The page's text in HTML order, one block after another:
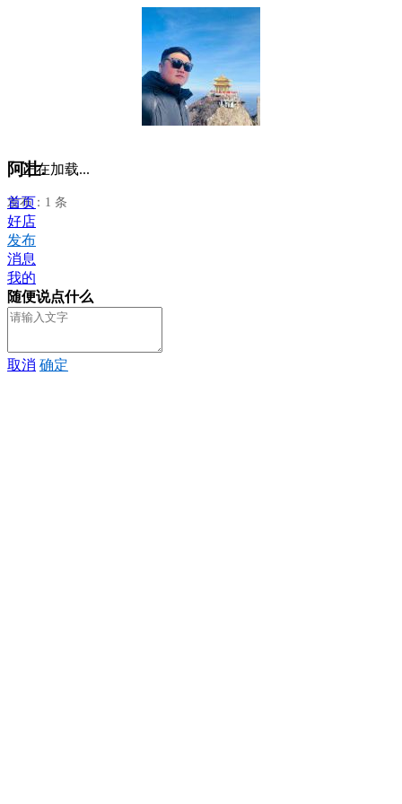
阿壮.
发布：1 条
正在加载...
首页
好店
发布
消息
我的
随便说点什么
取消 确定